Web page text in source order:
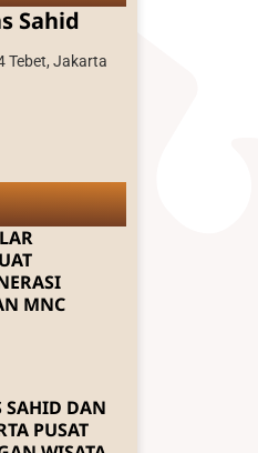
Sahid
Tebet, Jakarta
MNC
SAHID DAN
PUSAT